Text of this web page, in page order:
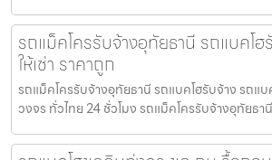
รถแม็คโครรับจ้างอุทัยธานี รถแบคโฮ
ให้เช่า ราคาถูก
รถแม็คโครรับจ้างอุทัยธานี รถแบคโฮรับจ้าง รถแบ
วงจร ทั่วไทย 24 ชั่วโมง รถแม็คโครรับจ้างอุทัยธา